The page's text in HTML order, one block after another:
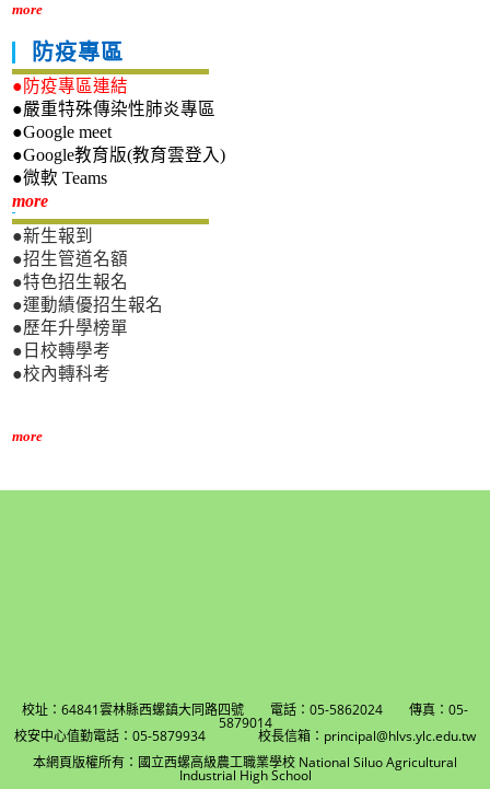
more
防疫專區
●防疫專區連結
●嚴重特殊傳染性肺炎專區
●Google meet
●Google教育版(教育雲登入)
●微軟 Teams
more新生專區
●新生報到
●招生管道名額
●特色招生報名
●運動績優招生報名
●歷年升學榜單
●日校轉學考
●校內轉科考
more
校址：64841雲林縣西螺鎮大同路四號 電話：05-5862024 傳真：05-
5879014
校安中心值勤電話：05-5879934 校長信箱：principal@hlvs.ylc.edu.tw
本網頁版權所有：國立西螺高級農工職業學校 National Siluo Agricultural
Industrial High School